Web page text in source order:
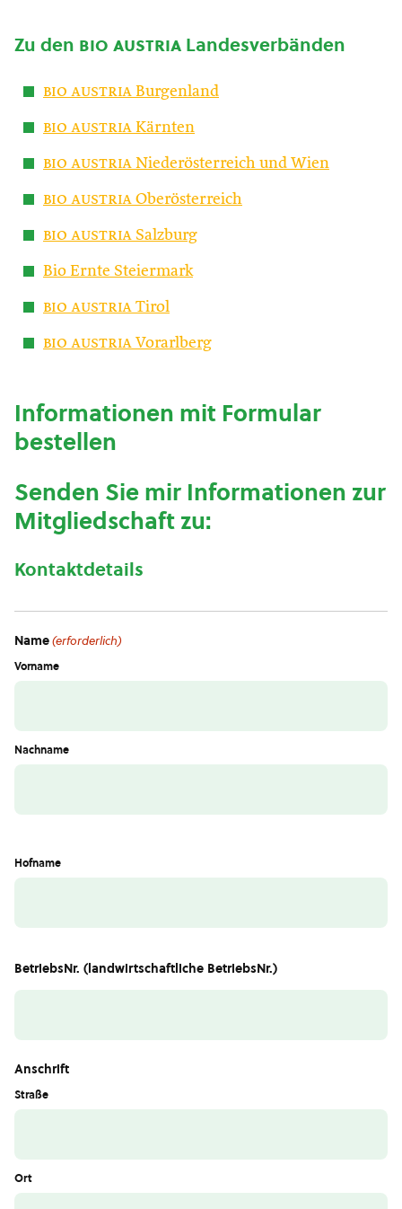
Zu den bio austria Landesverbänden
bio austria Burgenland
bio austria Kärnten
bio austria Niederösterreich und Wien
bio austria Oberösterreich
bio austria Salzburg
Bio Ernte Steiermark
bio austria Tirol
bio austria Vorarlberg
Informationen mit Formular
bestellen
Senden Sie mir Informationen zur
Mitgliedschaft zu:
Kontaktdetails
Name(erforderlich)
Vorname
Nachname
Hofname
BetriebsNr. (landwirtschaftliche BetriebsNr.)
Anschrift
Straße
Ort